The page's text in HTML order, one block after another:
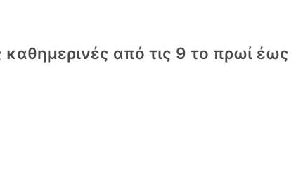
καθημερινές από τις 9 το πρωί έως